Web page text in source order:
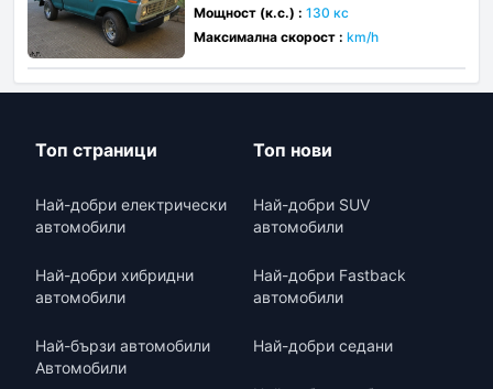
Мощност (к.с.) : 130 кс
Максимална скорост : km/h
Топ страници
Най-добри електрически
автомобили
Най-добри хибридни
автомобили
Най-бързи автомобили
Автомобили
Топ нови
Най-добри SUV
автомобили
Най-добри Fastback
автомобили
Най-добри седани